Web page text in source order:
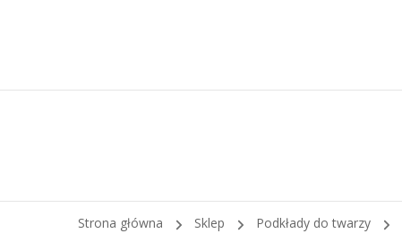
Strona główna Sklep Podkłady do twarzy